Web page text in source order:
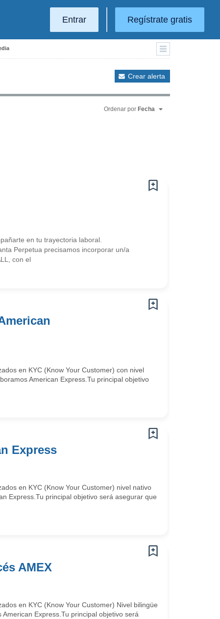
Entrar Regístrate gratis
Crear alerta
Ordenar por Fecha
en tu trayectoria laboral.
Perpetua precisamos incorporar un/a
con el
en KYC (Know Your Customer) con nivel
American Express.Tu principal objetivo
Express
en KYC (Know Your Customer) nivel nativo
Express.Tu principal objetivo será asegurar que
AMEX
en KYC (Know Your Customer) Nivel bilingüe
Express.Tu principal objetivo será